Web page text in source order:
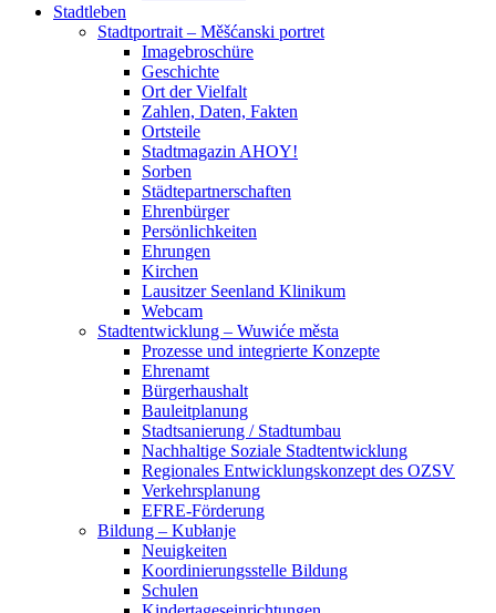
Stadtleben
Stadtportrait – Měšćanski portret
Imagebroschüre
Geschichte
Ort der Vielfalt
Zahlen, Daten, Fakten
Ortsteile
Stadtmagazin AHOY!
Sorben
Städtepartnerschaften
Ehrenbürger
Persönlichkeiten
Ehrungen
Kirchen
Lausitzer Seenland Klinikum
Webcam
Stadtentwicklung – Wuwiće města
Prozesse und integrierte Konzepte
Ehrenamt
Bürgerhaushalt
Bauleitplanung
Stadtsanierung / Stadtumbau
Nachhaltige Soziale Stadtentwicklung
Regionales Entwicklungskonzept des OZSV
Verkehrsplanung
EFRE-Förderung
Bildung – Kubłanje
Neuigkeiten
Koordinierungsstelle Bildung
Schulen